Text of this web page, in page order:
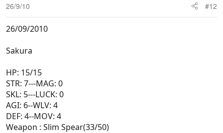
26/9/10 #12
26/09/2010
Sakura
HP: 15/15
STR: 7---MAG: 0
SKL: 5---LUCK: 0
AGI: 6--WLV: 4
DEF: 4--MOV: 4
Weapon : Slim Spear(33/50)